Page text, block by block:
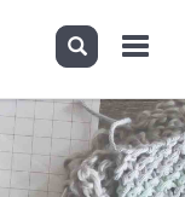
Toggle